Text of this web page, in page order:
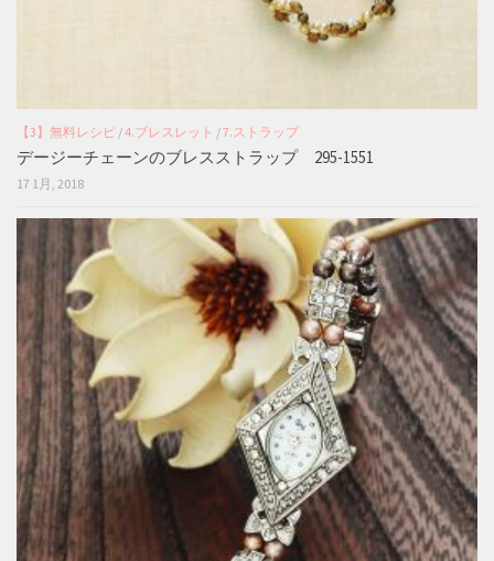
【3】無料レシピ /4.ブレスレット /7.ストラップ
デージーチェーンのブレスストラップ 295-1551
17 1月, 2018